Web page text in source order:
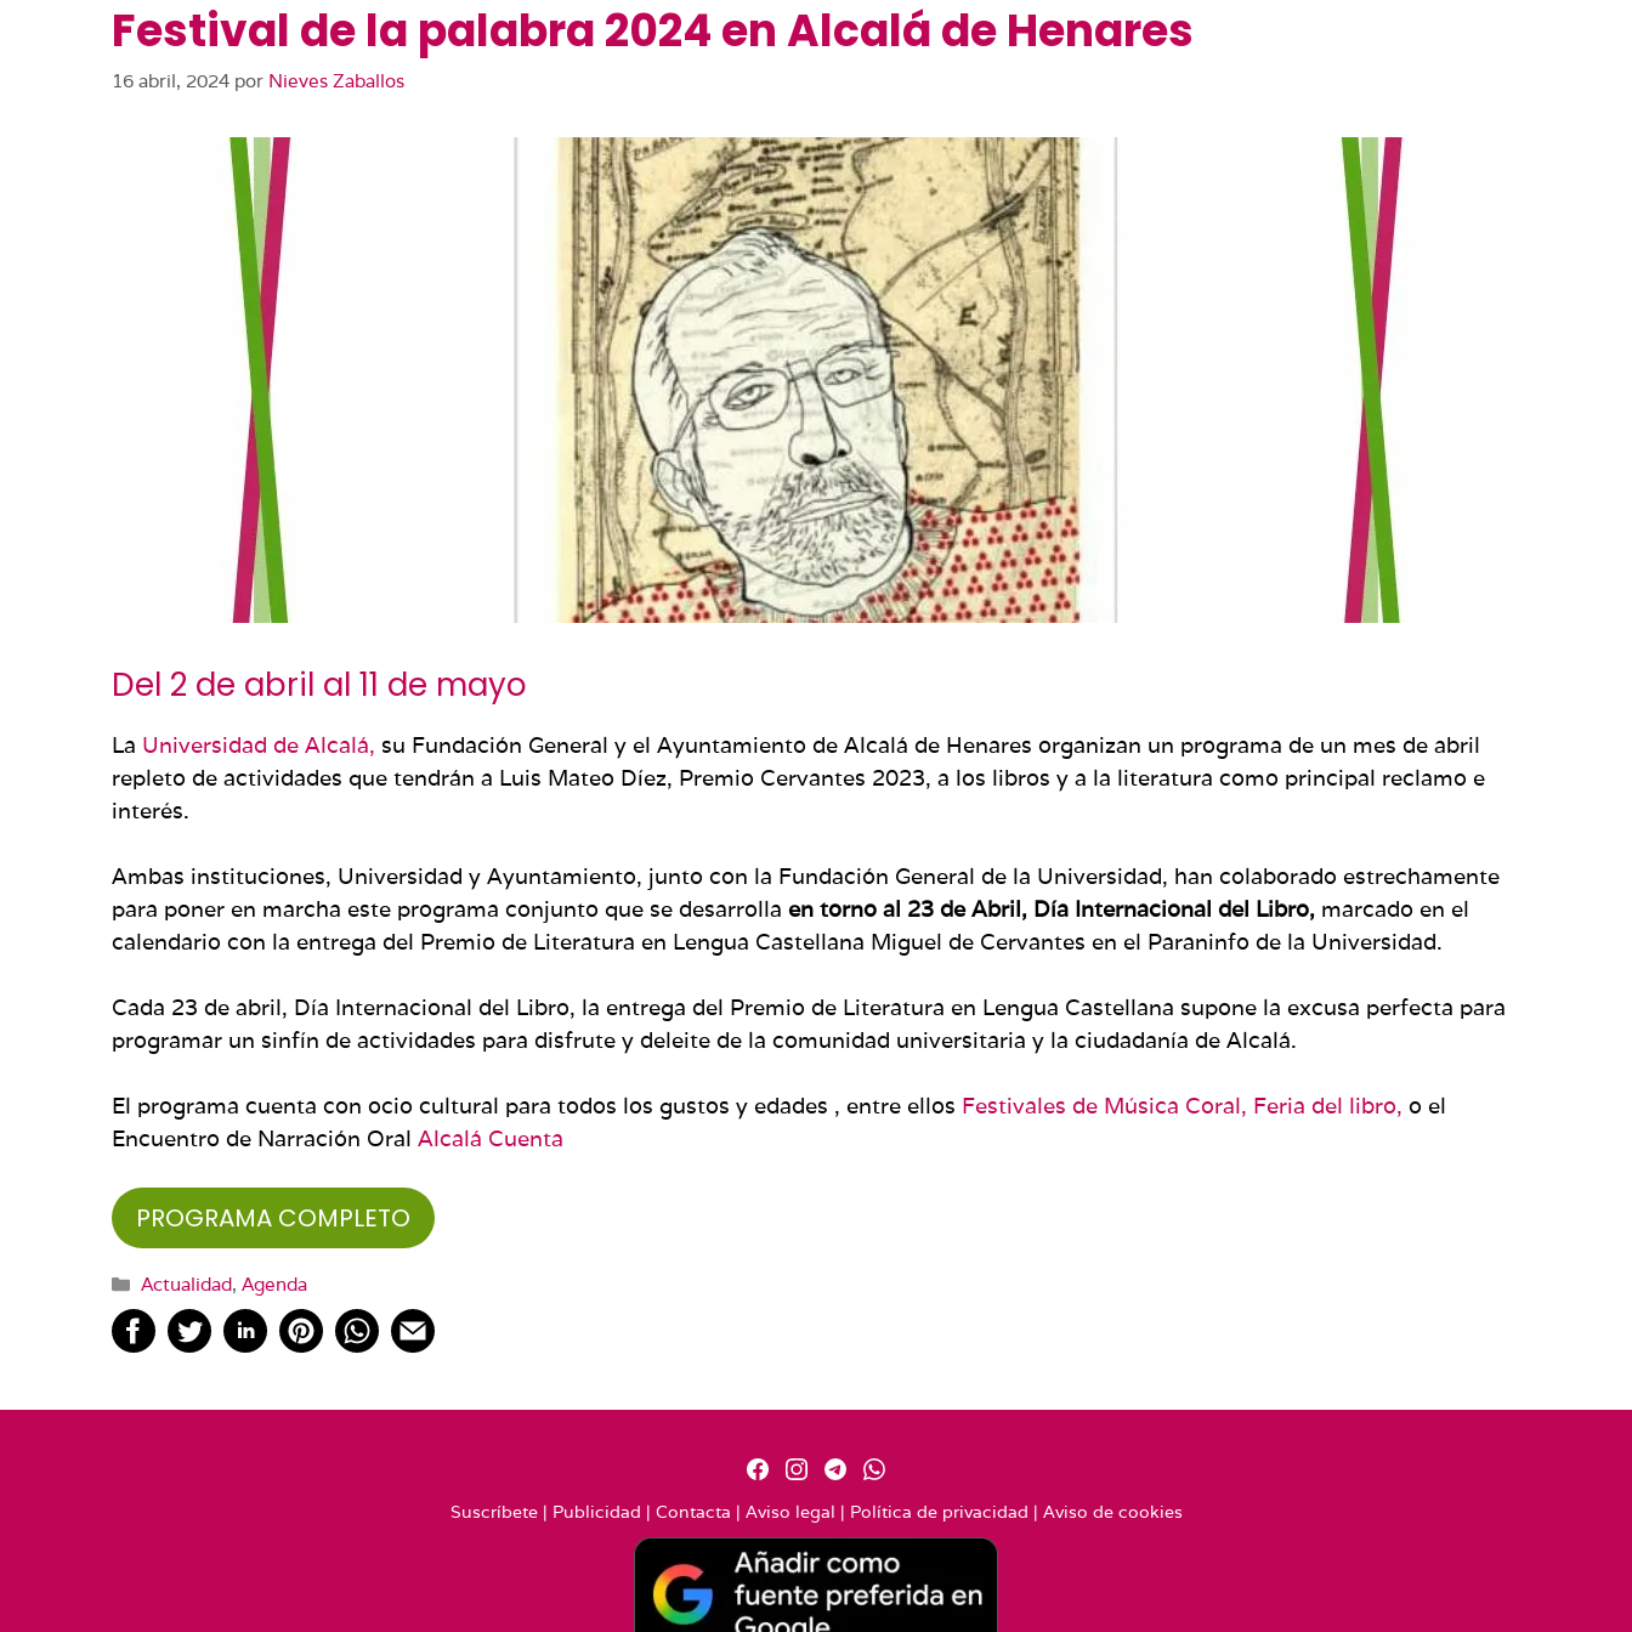
Festival de la palabra 2024 en Alcalá de Henares
16 abril, 2024 por Nieves Zaballos
Del 2 de abril al 11 de mayo
La Universidad de Alcalá, su Fundación General y el Ayuntamiento de Alcalá de Henares organizan un programa de un mes de abril
repleto de actividades que tendrán a Luis Mateo Díez, Premio Cervantes 2023, a los libros y a la literatura como principal reclamo e
interés.
Ambas instituciones, Universidad y Ayuntamiento, junto con la Fundación General de la Universidad, han colaborado estrechamente
para poner en marcha este programa conjunto que se desarrolla en torno al 23 de Abril, Día Internacional del Libro, marcado en el
calendario con la entrega del Premio de Literatura en Lengua Castellana Miguel de Cervantes en el Paraninfo de la Universidad.
Cada 23 de abril, Día Internacional del Libro, la entrega del Premio de Literatura en Lengua Castellana supone la excusa perfecta para
programar un sinfín de actividades para disfrute y deleite de la comunidad universitaria y la ciudadanía de Alcalá.
El programa cuenta con ocio cultural para todos los gustos y edades , entre ellos Festivales de Música Coral, Feria del libro, o el
Encuentro de Narración Oral Alcalá Cuenta
PROGRAMA COMPLETO
Categorías
Actualidad,Agenda
Suscríbete| Publicidad | Contacta | Aviso legal | Política de privacidad | Aviso de cookies